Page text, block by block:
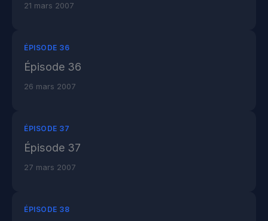
21 mars 2007
ÉPISODE 36
Épisode 36
26 mars 2007
ÉPISODE 37
Épisode 37
27 mars 2007
ÉPISODE 38